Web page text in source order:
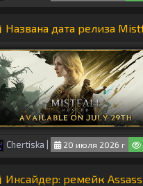
Названа дата релиза
Chertiska 20 июля 2026 г
Инсайдер: ремейк